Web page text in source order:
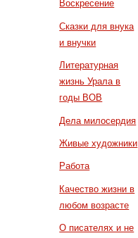
Воскресение
Сказки для внука
и внучки
Литературная
жизнь Урала в
годы ВОВ
Дела милосердия
Живые художники
Работа
Качество жизни в
любом возрасте
О писателях и не